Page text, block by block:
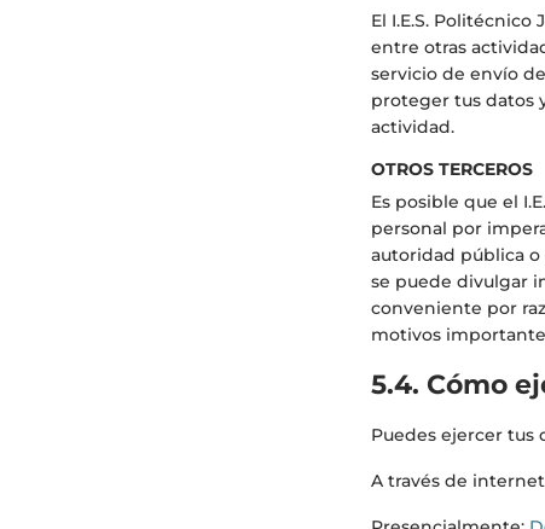
El I.E.S.
entre otras
servicio de envío
proteger tus datos
actividad.
OTROS TERCEROS
Es posible que el
personal por
autoridad pública
se puede divulgar
conveniente por
motivos
5.4. Cómo
Puedes ejercer tus
A través de